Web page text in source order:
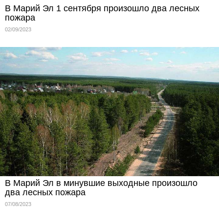
В Марий Эл 1 сентября произошло два лесных
пожара
02/09/2023
В Марий Эл в минувшие выходные произошло
два лесных пожара
07/08/2023